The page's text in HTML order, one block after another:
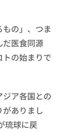
もの」、つま
だ医食同源
トの始まりで
ア各国との
ありまし
琉球に戻